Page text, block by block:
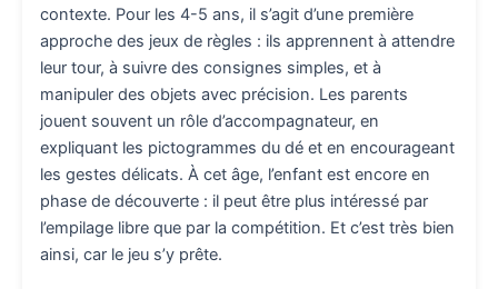
contexte. Pour les 4-5 ans, il s’agit d’une première
approche des jeux de règles : ils apprennent à attendre
leur tour, à suivre des consignes simples, et à
manipuler des objets avec précision. Les parents
jouent souvent un rôle d’accompagnateur, en
expliquant les pictogrammes du dé et en encourageant
les gestes délicats. À cet âge, l’enfant est encore en
phase de découverte : il peut être plus intéressé par
l’empilage libre que par la compétition. Et c’est très bien
ainsi, car le jeu s’y prête.